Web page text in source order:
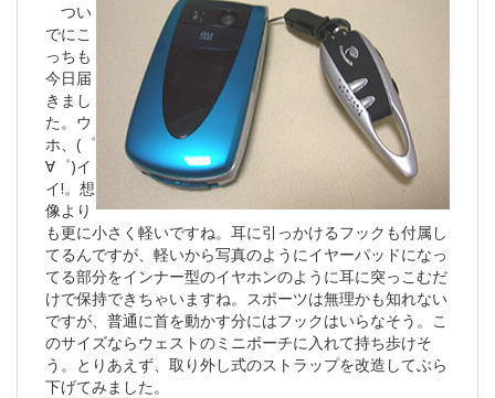
つい
でにこ
っちも
今日届
きまし
た。ウ
ホ、(゜
∀゜)イ
イ!。想
像より
も更に小さく軽いですね。耳に引っかけるフックも付属し
てるんですが、軽いから写真のようにイヤーパッドになっ
てる部分をインナー型のイヤホンのように耳に突っこむだ
けで保持できちゃいますね。スポーツは無理かも知れない
ですが、普通に首を動かす分にはフックはいらなそう。こ
のサイズならウェストのミニポーチに入れて持ち歩けそ
う。とりあえず、取り外し式のストラップを改造してぶら
下げてみました。